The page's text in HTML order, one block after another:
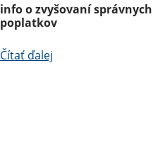
info o zvyšovaní správnych
poplatkov
Čítať ďalej